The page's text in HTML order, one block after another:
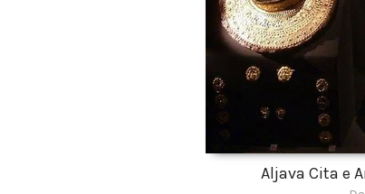
Aljava Cita e